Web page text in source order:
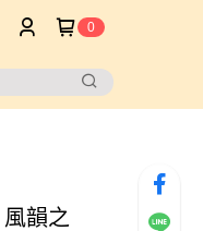
0
韻之